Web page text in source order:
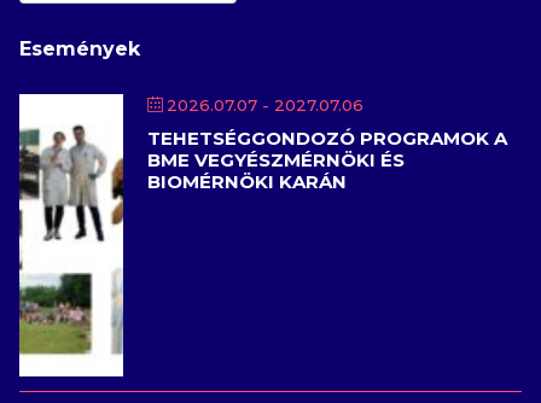
Események
2026.07.07 - 2027.07.06
TEHETSÉGGONDOZÓ PROGRAMOK A
BME VEGYÉSZMÉRNÖKI ÉS
BIOMÉRNÖKI KARÁN